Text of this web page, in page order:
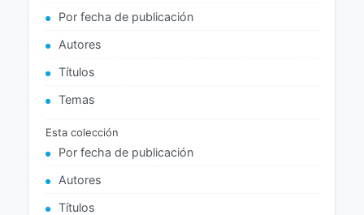
Por fecha de publicación
Autores
Títulos
Temas
Esta colección
Por fecha de publicación
Autores
Títulos